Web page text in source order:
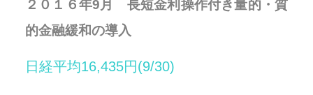
２０１６年9月 長短金利操作付き量的・質
的金融緩和の導入
日経平均16,435円(9/30)